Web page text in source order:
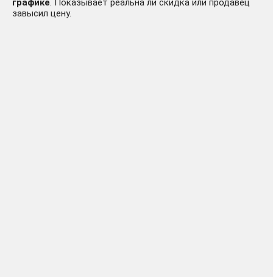
графике. Показывает реальна ли скидка или продавец
завысил цену.